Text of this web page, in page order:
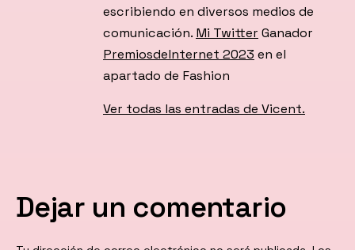
escribiendo en diversos medios de
comunicación. Mi Twitter Ganador
PremiosdeInternet 2023 en el
apartado de Fashion
Ver todas las entradas de Vicent.
Dejar un comentario